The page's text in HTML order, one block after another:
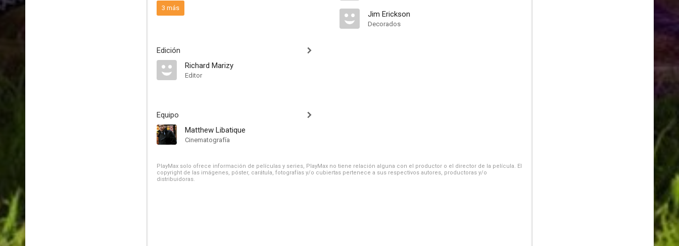
3 más
Edición
Richard Marizy
Editor
Equipo
Matthew Libatique
Cinematografía
Jim Erickson
Decorados
PlayMax solo ofrece información de películas y series, PlayMax no tiene relación alguna con el productor o el director de la película. El
copyright de las imágenes, póster, carátula, fotografías y/o cubiertas pertenece a sus respectivos autores, productoras y/o
distribuidoras.